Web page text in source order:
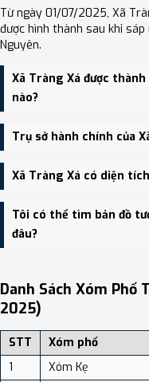
Từ ngày 01/07/2025, Xã
được hình thành sau khi
Nguyên.
Xã Tràng Xá được
nào?
Xã Tràng Xá được thành
Tràng Xá.
Trụ sở hành chính của
Trụ sở hành chính mới của
HĐND, UBND xã Tràng Xá -
thông.
Xã Tràng Xá có diện
Xã Tràng Xá có Diện tích:
dân số: Khoảng 122.58
Tôi có thể tìm bản đồ
đâu?
địa điểm tại: VReview.vn -
lịch uy tín tại Việt Nam.
Danh Sách Xóm Phố
2025)
STT Xóm phố
1
Xóm Kẹ